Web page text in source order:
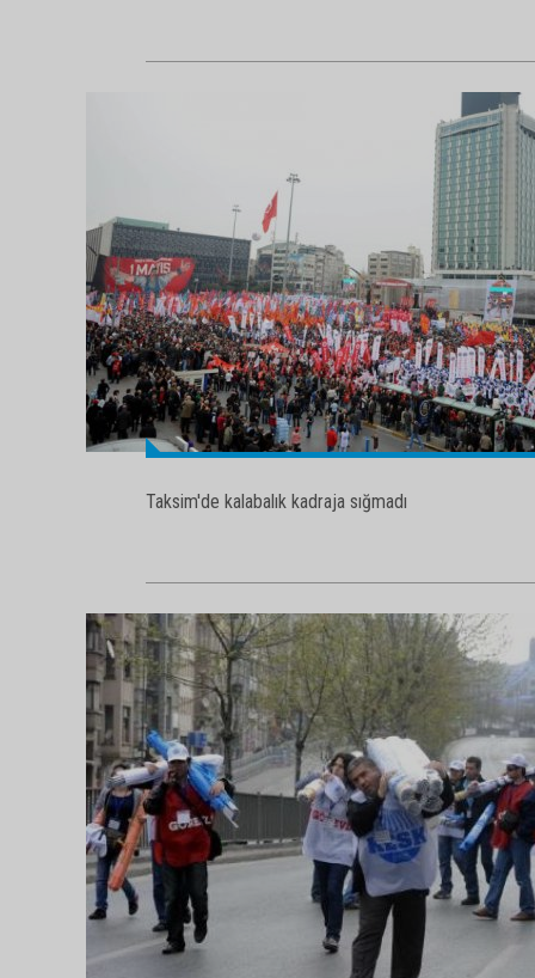
Taksim'de kalabalık kadraja sığmadı